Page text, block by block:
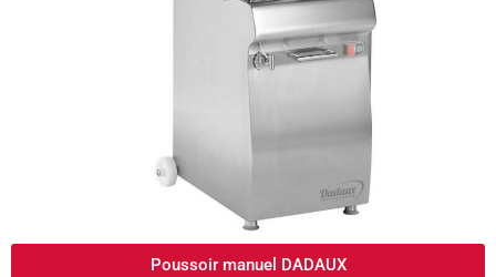
Poussoir manuel DADAUX